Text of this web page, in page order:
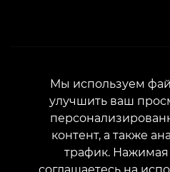
Свяжитесь с нами:
Сотрудничество:
Жалобы и предложения:
Мы используем
улучшить ваш
контент, а также
трафик. Нажимая